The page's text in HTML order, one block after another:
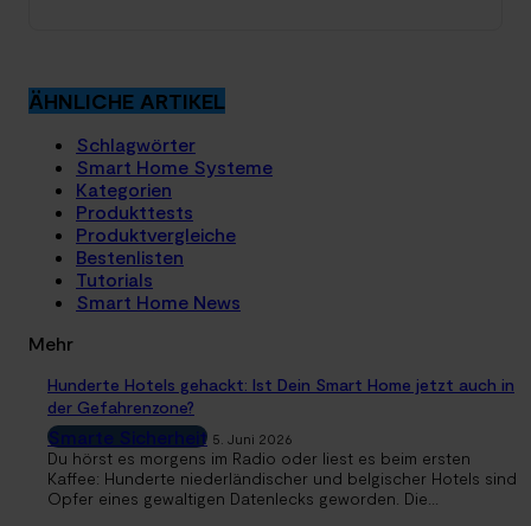
ÄHNLICHE ARTIKEL
Schlagwörter
Smart Home Systeme
Kategorien
Produkttests
Produktvergleiche
Bestenlisten
Tutorials
Smart Home News
Mehr
Hunderte Hotels gehackt: Ist Dein Smart Home jetzt auch in
der Gefahrenzone?
Smarte Sicherheit 5. Juni 2026
Du hörst es morgens im Radio oder liest es beim ersten
Kaffee: Hunderte niederländischer und belgischer Hotels sind
Opfer eines gewaltigen Datenlecks geworden. Die...